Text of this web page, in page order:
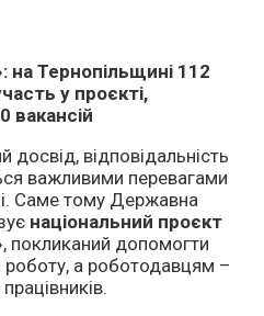
на Тернопільщині 112
у проєкті,
вакансій
досвід, відповідальність
важливими перевагами
Саме тому Державна
національний проєкт
, покликаний допомогти
а роботодавцям –